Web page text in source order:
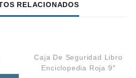
RELACIONADOS
Caja De Seguridad Libro
Enciclopedia Roja 9″